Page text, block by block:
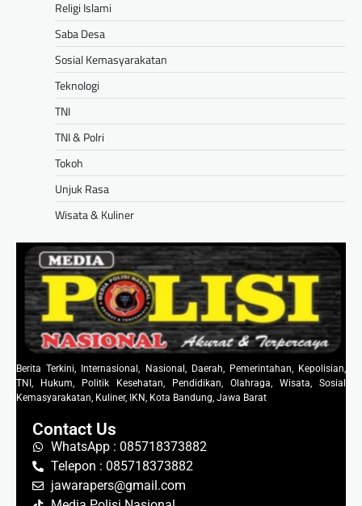
Religi Islami
Saba Desa
Sosial Kemasyarakatan
Teknologi
TNI
TNI & Polri
Tokoh
Unjuk Rasa
Wisata & Kuliner
Berita Terkini, Internasional, Nasional, Daerah, Pemerintahan, Kepolisian,
TNI, Hukum, Politik Kesehatan, Pendidikan, Olahraga, Wisata, Sosial
Kemasyarakatan, Kuliner, IKN, Kota Bandung, Jawa Barat
Contact Us
WhatsApp : 085718373882
Telepon : 085718373882
jawarapers@gmail.com